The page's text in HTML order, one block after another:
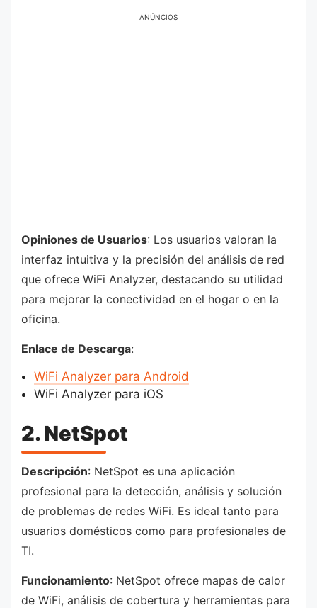
ANÚNCIOS
Opiniones de Usuarios: Los usuarios valoran la
interfaz intuitiva y la precisión del análisis de red
que ofrece WiFi Analyzer, destacando su utilidad
para mejorar la conectividad en el hogar o en la
oficina.
Enlace de Descarga:
WiFi Analyzer para Android
WiFi Analyzer para iOS
2. NetSpot
Descripción: NetSpot es una aplicación
profesional para la detección, análisis y solución
de problemas de redes WiFi. Es ideal tanto para
usuarios domésticos como para profesionales de
TI.
Funcionamiento: NetSpot ofrece mapas de calor
de WiFi, análisis de cobertura y herramientas para